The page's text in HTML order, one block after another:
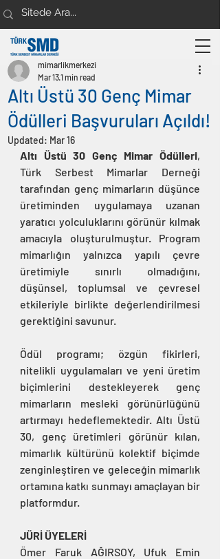
Altı Üstü 30 Genç Mimar
Ödülleri Başvuruları Açıldı!
mimarlikmerkezi
Mar 131 min read
Updated: Mar 16
Altı Üstü 30 Genç Mimar Ödülleri,
Türk Serbest Mimarlar Derneği
tarafından genç mimarların düşünce
üretiminden uygulamaya uzanan
yaratıcı yolculuklarını görünür kılmak
amacıyla oluşturulmuştur. Program
mimarlığın yalnızca yapılı çevre
üretimiyle sınırlı olmadığını,
düşünsel, toplumsal ve çevresel
etkileriyle birlikte değerlendirilmesi
gerektiğini savunur.
Ödül programı; özgün fikirleri,
nitelikli uygulamaları ve yeni üretim
biçimlerini destekleyerek genç
mimarların mesleki görünürlüğünü
artırmayı hedeflemektedir. Altı Üstü
30, genç üretimleri görünür kılan,
mimarlık kültürünü kolektif biçimde
zenginleştiren ve geleceğin mimarlık
ortamına katkı sunmayı amaçlayan bir
platformdur.
JÜRİ ÜYELERİ
Ömer Faruk AĞIRSOY, Ufuk Emin